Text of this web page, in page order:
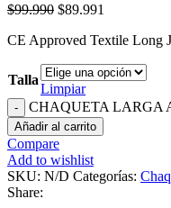
$99.990 $89.991
CE Approved Textile Long
Talla
Limpiar
CHAQUETA LARGA
Añadir al carrito
Compare
Add to wishlist
SKU: N/D Categorías:
Share: